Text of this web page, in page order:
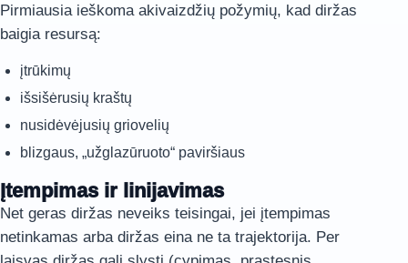
Pirmiausia ieškoma akivaizdžių požymių, kad diržas
baigia resursą:
įtrūkimų
išsišėrusių kraštų
nusidėvėjusių griovelių
blizgaus, „užglazūruoto“ paviršiaus
Įtempimas ir linijavimas
Net geras diržas neveiks teisingai, jei įtempimas
netinkamas arba diržas eina ne ta trajektorija. Per